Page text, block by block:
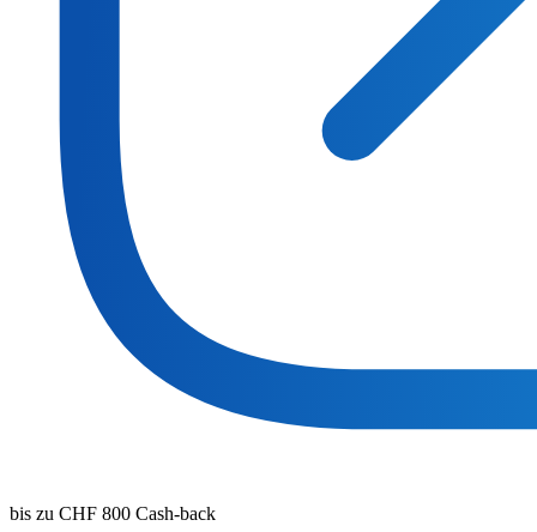
bis zu CHF 800 Cash-back